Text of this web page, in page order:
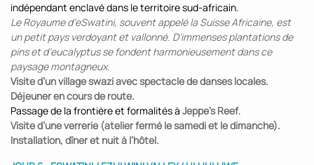
indépendant enclavé dans le territoire sud-africain.
Le Royaume d’eSwatini, souvent appelé la Suisse Africaine, est
un petit pays verdoyant et vallonné. D’immenses plantations de
pins et d’eucalyptus se fondent harmonieusement dans ce
paysage montagneux.
Visite d’un village swazi avec spectacle de danses locales.
Déjeuner en cours de route.
Passage de la frontière et formalités à Jeppe’s Reef.
Visite d’une verrerie (atelier fermé le samedi et le dimanche).
Installation, dîner et nuit à l’hôtel.